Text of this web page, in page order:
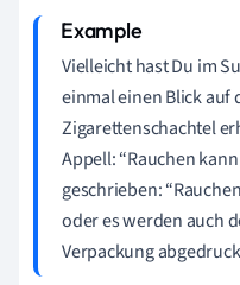
Vielleicht hast Du im
einmal einen Blick auf
Zigarettenschachtel
Appell: “Rauchen
geschrieben:
oder es werden auch
Verpackung